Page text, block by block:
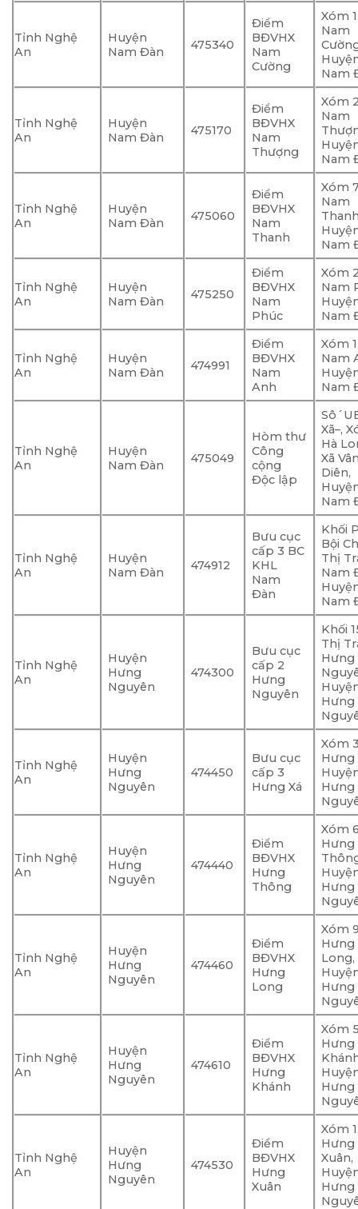
Tỉnh Nghệ
An
Huyện
Nam Đàn
475340
Điểm
BĐVHX
Nam
Cường
Xóm
Nam
Nam
Tỉnh Nghệ
An
Huyện
Nam Đàn
475170
Điểm
BĐVHX
Nam
Thượng
Xóm
Nam
Nam
Tỉnh Nghệ
An
Huyện
Nam Đàn
475060
Điểm
BĐVHX
Nam
Thanh
Xóm
Nam
Nam
Tỉnh Nghệ
An
Huyện
Nam Đàn
475250
Điểm
BĐVHX
Nam
Phúc
Xóm
Nam
Nam
Tỉnh Nghệ
An
Huyện
Nam Đàn
474991
Điểm
BĐVHX
Nam
Anh
Xóm
Nam
Nam
Tỉnh Nghệ
An
Huyện
Nam Đàn
475049
Hòm thư
Công
cộng
Độc lập
Xã–,
Hà
Xã
Diên,
Nam
Tỉnh Nghệ
An
Huyện
Nam Đàn
474912
Bưu cục
cấp 3 BC
KHL
Nam
Đàn
Khối
Bội
Thị
Nam
Nam
Tỉnh Nghệ
An
Huyện
Hưng
Nguyên
474300
Bưu cục
cấp 2
Hưng
Nguyên
Khối
Thị
Hưng
Hưng
Tỉnh Nghệ
An
Huyện
Hưng
Nguyên
474450
Bưu cục
cấp 3
Hưng Xá
Xóm
Hưng
Hưng
Tỉnh Nghệ
An
Huyện
Hưng
Nguyên
474440
Điểm
BĐVHX
Hưng
Thông
Xóm
Hưng
Hưng
Tỉnh Nghệ
An
Huyện
Hưng
Nguyên
474460
Điểm
BĐVHX
Hưng
Long
Xóm
Hưng
Long,
Hưng
Tỉnh Nghệ
An
Huyện
Hưng
Nguyên
474610
Điểm
BĐVHX
Hưng
Khánh
Xóm
Hưng
Hưng
Tỉnh Nghệ
An
Huyện
Hưng
Nguyên
474530
Điểm
BĐVHX
Hưng
Xuân
Xóm
Hưng
Xuân,
Hưng